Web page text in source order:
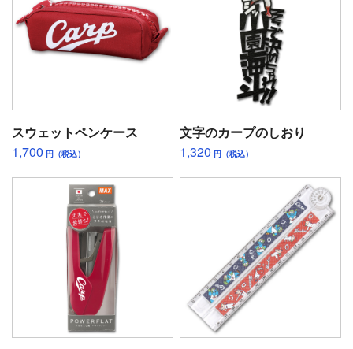
スウェットペンケース
1,700 円（税込）
文字のカープのしおり
1,320 円（税込）